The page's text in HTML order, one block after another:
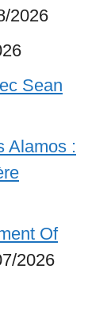
2026
Sean
Alamos :
Of
2026